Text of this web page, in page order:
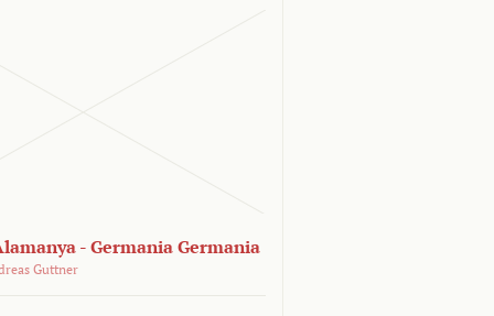
- Germania Germania
Guttner